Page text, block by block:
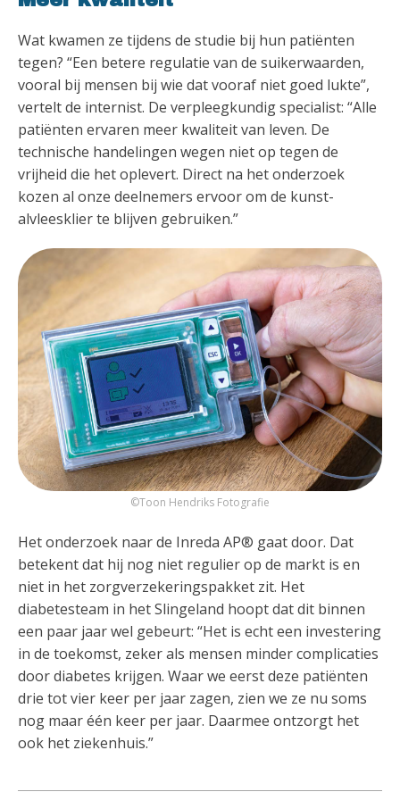
Wat kwamen ze tijdens de studie bij hun patiënten
tegen? “Een betere regulatie van de suikerwaarden,
vooral bij mensen bij wie dat vooraf niet goed lukte”,
vertelt de internist. De verpleegkundig specialist: “Alle
patiënten ervaren meer kwaliteit van leven. De
technische handelingen wegen niet op tegen de
vrijheid die het oplevert. Direct na het onderzoek
kozen al onze deelnemers ervoor om de kunst-
alvleesklier te blijven gebruiken.”
©Toon Hendriks Fotografie
Het onderzoek naar de Inreda AP® gaat door. Dat
betekent dat hij nog niet regulier op de markt is en
niet in het zorgverzekeringspakket zit. Het
diabetesteam in het Slingeland hoopt dat dit binnen
een paar jaar wel gebeurt: “Het is echt een investering
in de toekomst, zeker als mensen minder complicaties
door diabetes krijgen. Waar we eerst deze patiënten
drie tot vier keer per jaar zagen, zien we ze nu soms
nog maar één keer per jaar. Daarmee ontzorgt het
ook het ziekenhuis.”